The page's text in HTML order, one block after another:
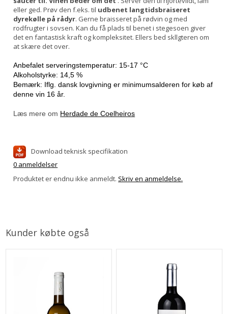
eller ged. Prøv den f.eks. til udbenet langtidsbraiseret
dyrekølle på rådyr. Gerne braisseret på rødvin og med
rodfrugter i sovsen. Kan du få plads til benet i stegesoen giver
det en fantastisk kraft og kompleksitet. Ellers bed skllgteren om
at skære det over.
Anbefalet serveringstemperatur: 15-17 °C
Alkoholstyrke: 14,5 %
Bemærk: Iflg. dansk lovgivning er minimumsalderen for køb af
denne vin 16 år.
Læs mere om Herdade de Coelheiros
Download teknisk specifikation
0 anmeldelser
Produktet er endnu ikke anmeldt. Skriv en anmeldelse.
Kunder købte også